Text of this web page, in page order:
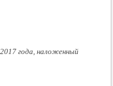
года, наложенный